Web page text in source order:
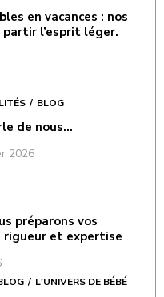
en vacances : nos
partir l’esprit léger.
BLOG
de nous…
2026
préparons vos
rigueur et expertise
L'UNIVERS DE BÉBÉ